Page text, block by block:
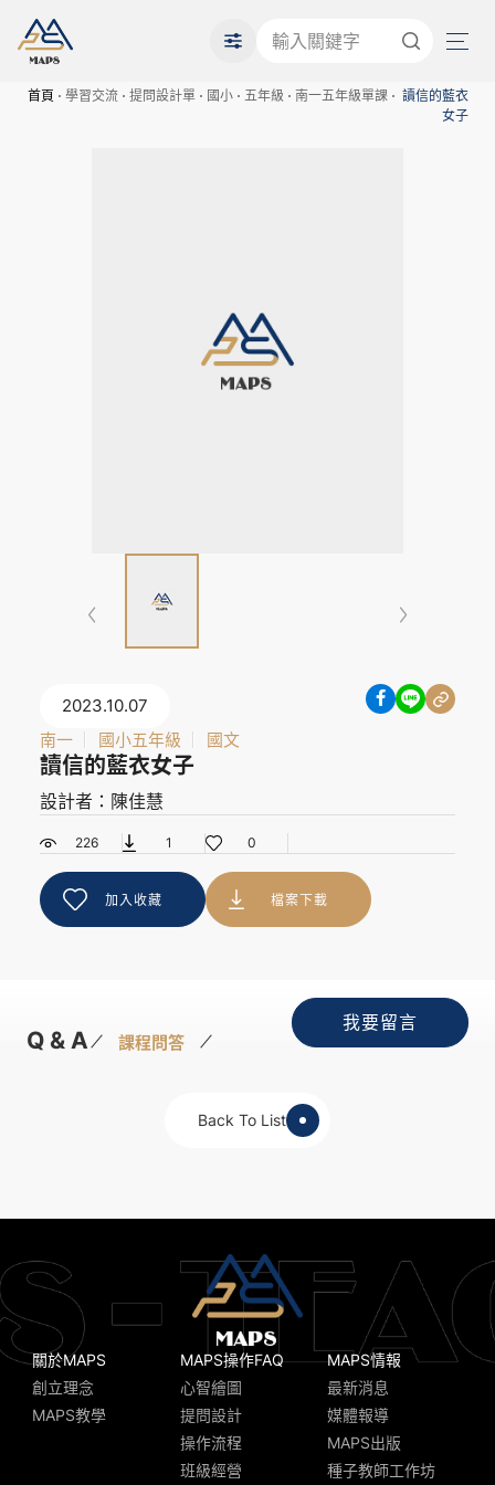
首頁 學習交流 提問設計單 國小 五年級 南一五年級單課
讀信的藍衣
女子
2023.10.07
南一
國小五年級 國文
讀信的藍衣女子
設計者：陳佳慧
226 1 0
加入收藏 檔案下載
Q & A 課程問答
我要留言
Back To List
關於MAPS
創立理念
MAPS教學
MAPS操作FAQ
心智繪圖
提問設計
操作流程
班級經營
MAPS情報
最新消息
媒體報導
MAPS出版
種子教師工作坊